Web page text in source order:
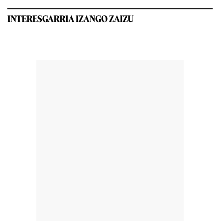
INTERESGARRIA IZANGO ZAIZU